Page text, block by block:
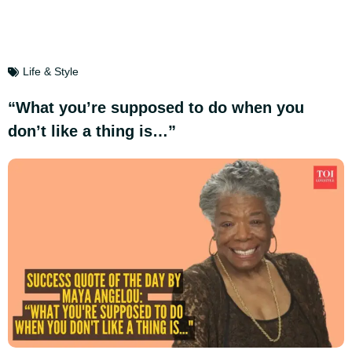
Life & Style
“What you’re supposed to do when you
don’t like a thing is…”